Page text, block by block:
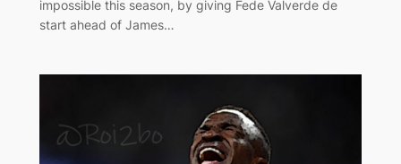
impossible this season, by giving Fede Valverde de
start ahead of James…